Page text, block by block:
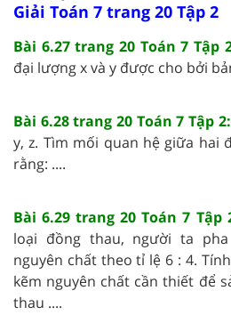
Giải Toán 7 trang 20 Tập 2
Bài 6.27 trang 20 Toán 7 Tập
đại lượng x và y được cho bởi
Bài 6.28 trang 20 Toán 7 Tập 2:
y, z. Tìm mối quan hệ giữa hai
rằng: ....
Bài 6.29 trang 20 Toán 7 Tập
loại đồng thau, người ta
nguyên chất theo tỉ lệ 6 : 4.
kẽm nguyên chất cần thiết để
thau ....